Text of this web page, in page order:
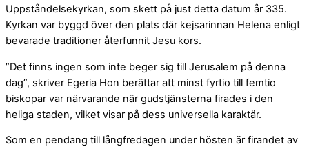
Uppståndelsekyrkan, som skett på just detta datum år 335.
Kyrkan var byggd över den plats där kejsarinnan Helena enligt
bevarade traditioner återfunnit Jesu kors.
”Det finns ingen som inte beger sig till Jerusalem på denna
dag”, skriver Egeria Hon berättar att minst fyrtio till femtio
biskopar var närvarande när gudstjänsterna firades i den
heliga staden, vilket visar på dess universella karaktär.
Som en pendang till långfredagen under hösten är firandet av